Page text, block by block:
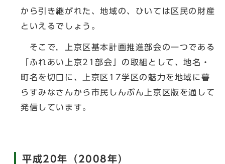
から引き継がれた、地域の、ひいては区民の財産
といえるでしょう。
そこで，上京区基本計画推進部会の一つである
「ふれあい上京21部会」の取組として、地名・
町名を切口に、上京区17学区の魅力を地域に暮
らすみなさんから市民しんぶん上京区版を通して
発信しています。
平成20年（2008年）